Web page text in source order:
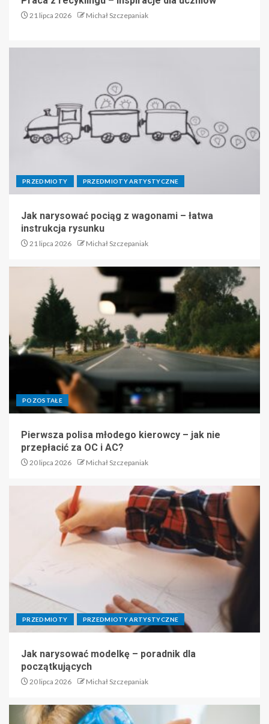
21 lipca 2026 Michał Szczepaniak
PRZEDMIOTY PRZEDMIOTY ARTYSTYCZNE
Jak narysować pociąg z wagonami – łatwa
instrukcja rysunku
21 lipca 2026 Michał Szczepaniak
POZOSTAŁE
Pierwsza polisa młodego kierowcy – jak nie
przepłacić za OC i AC?
20 lipca 2026 Michał Szczepaniak
PRZEDMIOTY PRZEDMIOTY ARTYSTYCZNE
Jak narysować modelkę – poradnik dla
początkujących
20 lipca 2026 Michał Szczepaniak